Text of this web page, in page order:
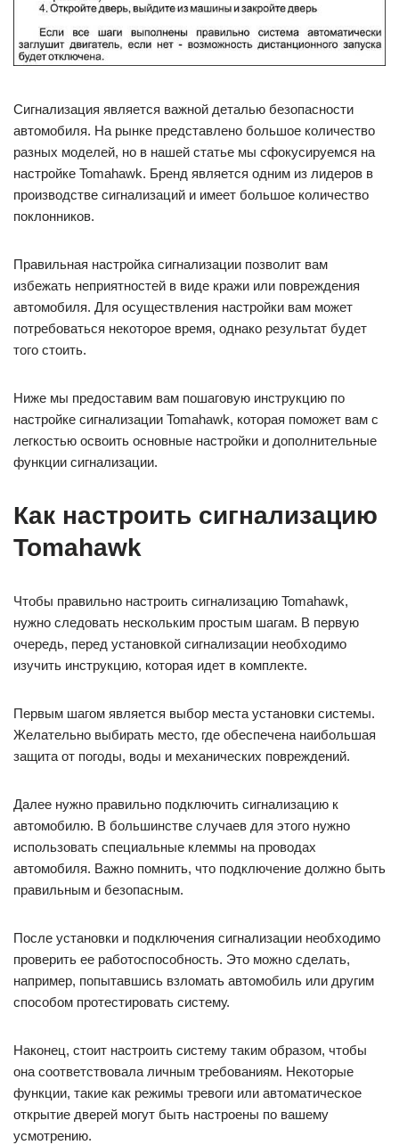
Сигнализация является важной деталью безопасности
автомобиля. На рынке представлено большое количество
разных моделей, но в нашей статье мы сфокусируемся на
настройке Tomahawk. Бренд является одним из лидеров в
производстве сигнализаций и имеет большое количество
поклонников.
Правильная настройка сигнализации позволит вам
избежать неприятностей в виде кражи или повреждения
автомобиля. Для осуществления настройки вам может
потребоваться некоторое время, однако результат будет
того стоить.
Ниже мы предоставим вам пошаговую инструкцию по
настройке сигнализации Tomahawk, которая поможет вам с
легкостью освоить основные настройки и дополнительные
функции сигнализации.
Как настроить сигнализацию
Tomahawk
Чтобы правильно настроить сигнализацию Tomahawk,
нужно следовать нескольким простым шагам. В первую
очередь, перед установкой сигнализации необходимо
изучить инструкцию, которая идет в комплекте.
Первым шагом является выбор места установки системы.
Желательно выбирать место, где обеспечена наибольшая
защита от погоды, воды и механических повреждений.
Далее нужно правильно подключить сигнализацию к
автомобилю. В большинстве случаев для этого нужно
использовать специальные клеммы на проводах
автомобиля. Важно помнить, что подключение должно быть
правильным и безопасным.
После установки и подключения сигнализации необходимо
проверить ее работоспособность. Это можно сделать,
например, попытавшись взломать автомобиль или другим
способом протестировать систему.
Наконец, стоит настроить систему таким образом, чтобы
она соответствовала личным требованиям. Некоторые
функции, такие как режимы тревоги или автоматическое
открытие дверей могут быть настроены по вашему
усмотрению.